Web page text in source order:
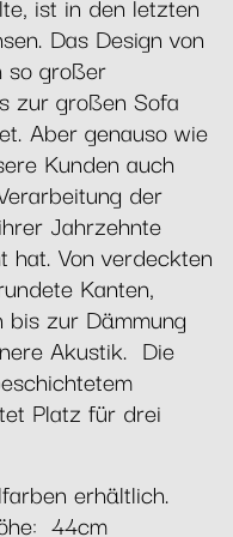
Das Design von
so großer
zur großen Sofa
Aber genauso wie
Kunden auch
der
Jahrzehnte
hat. Von verdeckten
Kanten,
zur Dämmung
Akustik. Die
Platz für drei
erhältlich.
44cm